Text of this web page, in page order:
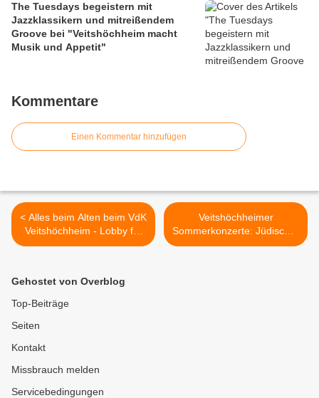
The Tuesdays begeistern mit
Jazzklassikern und mitreißendem
Groove bei "Veitshöchheim macht
Musik und Appetit"
Kommentare
Einen Kommentar hinzufügen
< Alles beim Alten beim VdK
Veitshöchheim - Lobby für
Senioren, Rentner und
Veitshöchheimer
Sommerkonzerte: Jüdischer
Chor Menora und
Gehostet von Overblog
Top-Beiträge
Seiten
Kontakt
Missbrauch melden
Servicebedingungen